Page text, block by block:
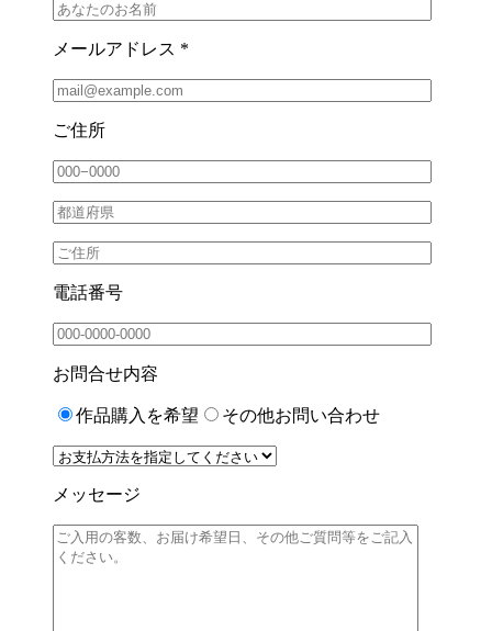
メールアドレス *
ご住所
電話番号
お問合せ内容
作品購入を希望 その他お問い合わせ
メッセージ